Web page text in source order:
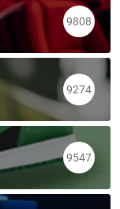
9808
9274
9547